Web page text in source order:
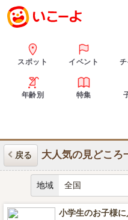
スポット イベント チ
年齢別 特集
戻る 大人気の見どころ
地域
小学生のお子様